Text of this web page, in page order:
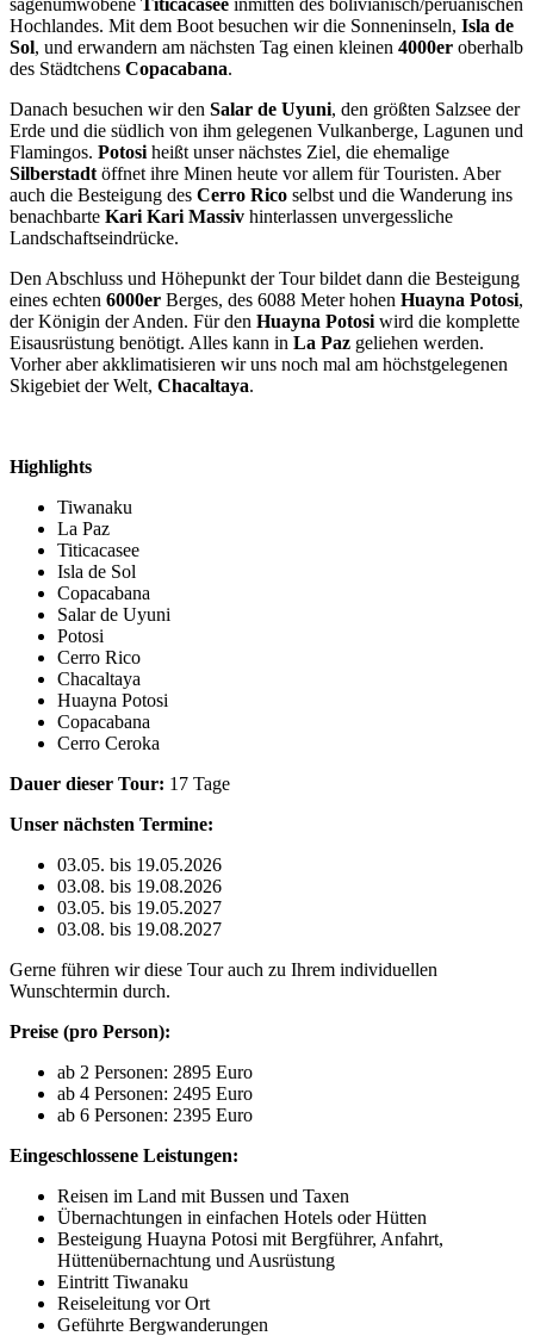
Hochlandes. Mit dem Boot besuchen wir die Sonneninseln, Isla de
Sol, und erwandern am nächsten Tag einen kleinen 4000er oberhalb
des Städtchens Copacabana.
Danach besuchen wir den Salar de Uyuni, den größten Salzsee der
Erde und die südlich von ihm gelegenen Vulkanberge, Lagunen und
Flamingos. Potosi heißt unser nächstes Ziel, die ehemalige
Silberstadt öffnet ihre Minen heute vor allem für Touristen. Aber
auch die Besteigung des Cerro Rico selbst und die Wanderung ins
benachbarte Kari Kari Massiv hinterlassen unvergessliche
Landschaftseindrücke.
Den Abschluss und Höhepunkt der Tour bildet dann die Besteigung
eines echten 6000er Berges, des 6088 Meter hohen Huayna Potosi,
der Königin der Anden. Für den Huayna Potosi wird die komplette
Eisausrüstung benötigt. Alles kann in La Paz geliehen werden.
Vorher aber akklimatisieren wir uns noch mal am höchstgelegenen
Skigebiet der Welt, Chacaltaya.
Highlights
Tiwanaku
La Paz
Titicacasee
Isla de Sol
Copacabana
Salar de Uyuni
Potosi
Cerro Rico
Chacaltaya
Huayna Potosi
Copacabana
Cerro Ceroka
Dauer dieser Tour: 17 Tage
Unser nächsten Termine:
03.05. bis 19.05.2026
03.08. bis 19.08.2026
03.05. bis 19.05.2027
03.08. bis 19.08.2027
Gerne führen wir diese Tour auch zu Ihrem individuellen
Wunschtermin durch.
Preise (pro Person):
ab 2 Personen: 2895 Euro
ab 4 Personen: 2495 Euro
ab 6 Personen: 2395 Euro
Eingeschlossene Leistungen:
Reisen im Land mit Bussen und Taxen
Übernachtungen in einfachen Hotels oder Hütten
Besteigung Huayna Potosi mit Bergführer, Anfahrt,
Hüttenübernachtung und Ausrüstung
Eintritt Tiwanaku
Reiseleitung vor Ort
Geführte Bergwanderungen